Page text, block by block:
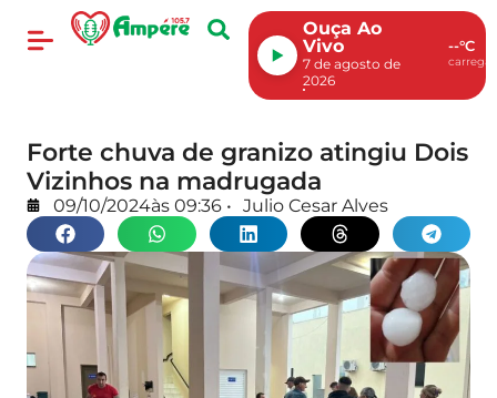
Ouça Ao
Vivo
7 de agosto de
2026
--°C
Forte chuva de granizo atingiu Dois
Vizinhos na madrugada
09/10/2024às 09:36 • Julio Cesar Alves